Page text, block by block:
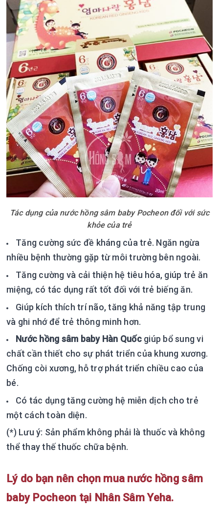
Tác dụng của nước hồng sâm baby Pocheon đối với sức
khỏe của trẻ
Tăng cường sức đề kháng của trẻ. Ngăn ngừa
nhiều bệnh thường gặp từ môi trường bên ngoài.
Tăng cường và cải thiện hệ tiêu hóa, giúp trẻ ăn
miệng, có tác dụng rất tốt đối với trẻ biếng ăn.
Giúp kích thích trí não, tăng khả năng tập trung
và ghi nhớ để trẻ thông minh hơn.
Nước hồng sâm baby Hàn Quốc giúp bổ sung vi
chất cần thiết cho sự phát triển của khung xương.
Chống còi xương, hỗ trợ phát triển chiều cao của
bé.
Có tác dụng tăng cường hệ miễn dịch cho trẻ
một cách toàn diện.
(*) Lưu ý: Sản phẩm không phải là thuốc và không
thể thay thế thuốc chữa bệnh.
Lý do bạn nên chọn mua nước hồng sâm
baby Pocheon tại Nhân Sâm Yeha.